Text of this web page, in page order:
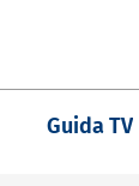
Guida TV